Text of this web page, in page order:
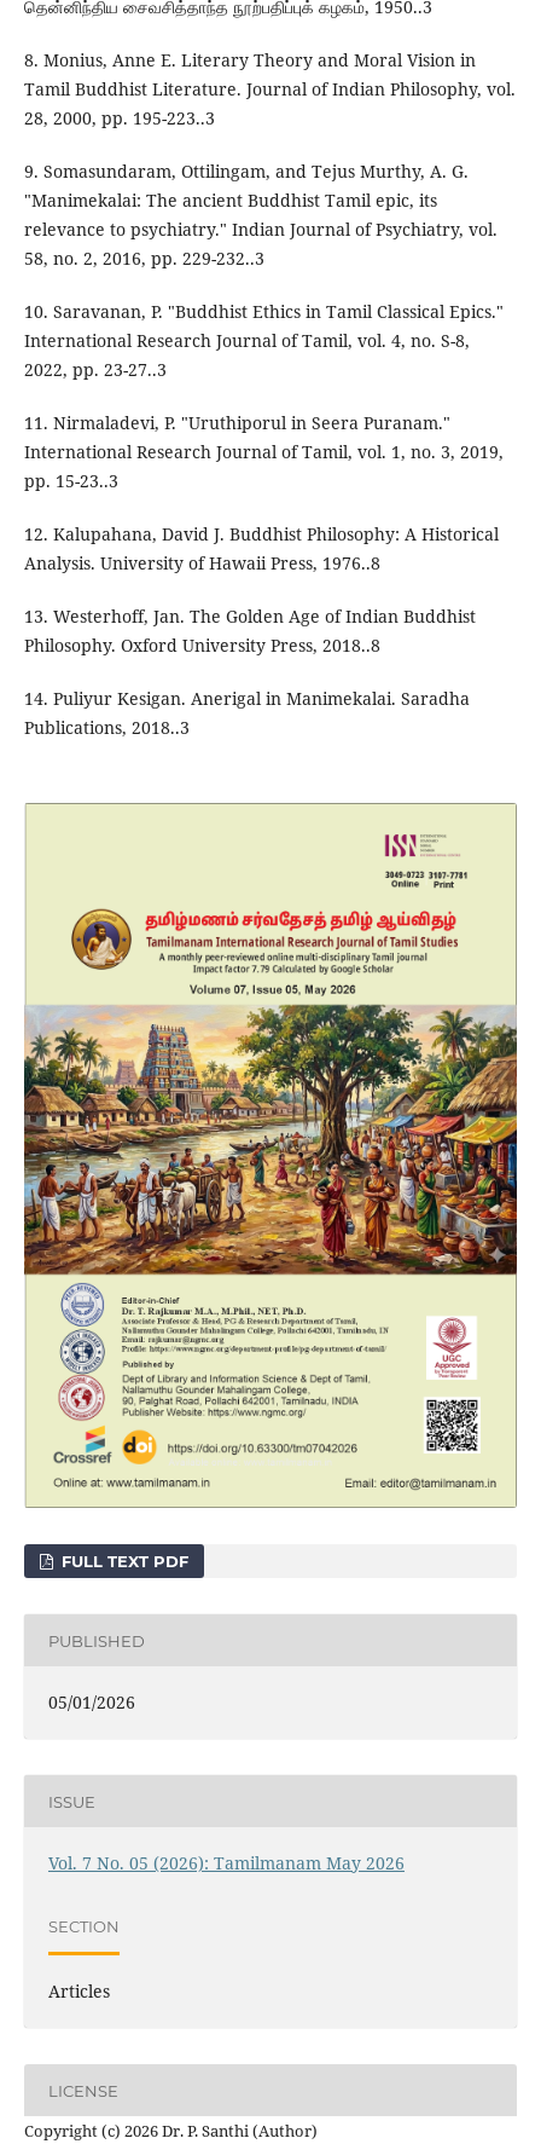
தென்னிந்திய சைவசித்தாந்த நூற்பதிப்புக் கழகம், 1950..3
8. Monius, Anne E. Literary Theory and Moral Vision in
Tamil Buddhist Literature. Journal of Indian Philosophy, vol.
28, 2000, pp. 195-223..3
9. Somasundaram, Ottilingam, and Tejus Murthy, A. G.
"Manimekalai: The ancient Buddhist Tamil epic, its
relevance to psychiatry." Indian Journal of Psychiatry, vol.
58, no. 2, 2016, pp. 229-232..3
10. Saravanan, P. "Buddhist Ethics in Tamil Classical Epics."
International Research Journal of Tamil, vol. 4, no. S-8,
2022, pp. 23-27..3
11. Nirmaladevi, P. "Uruthiporul in Seera Puranam."
International Research Journal of Tamil, vol. 1, no. 3, 2019,
pp. 15-23..3
12. Kalupahana, David J. Buddhist Philosophy: A Historical
Analysis. University of Hawaii Press, 1976..8
13. Westerhoff, Jan. The Golden Age of Indian Buddhist
Philosophy. Oxford University Press, 2018..8
14. Puliyur Kesigan. Anerigal in Manimekalai. Saradha
Publications, 2018..3
FULL TEXT PDF
PUBLISHED
05/01/2026
ISSUE
Vol. 7 No. 05 (2026): Tamilmanam May 2026
SECTION
Articles
LICENSE
Copyright (c) 2026 Dr. P. Santhi (Author)